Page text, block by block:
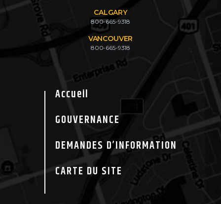
CALGARY
800-665-9318
VANCOUVER
800-665-9318
Accueil
GOUVERNANCE
DEMANDES D’INFORMATION
CARTE DU SITE